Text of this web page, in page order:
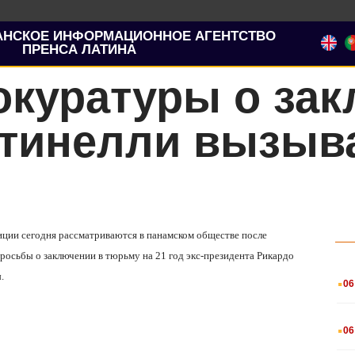
ИНФОРМАЦИОННОЕ АГЕНТСТВО
ПРЕНСА ЛАТИНА
о
сегодня рассматриваются в панамском обществе после
о заключении в тюрьму на 21 год экс-президента Рикардо
.
.